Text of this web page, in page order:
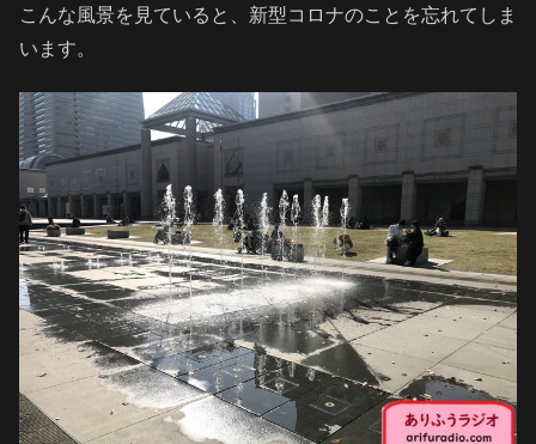
こんな風景を見ていると、新型コロナのことを忘れてしま
います。